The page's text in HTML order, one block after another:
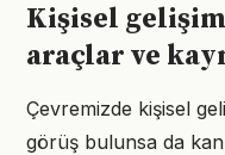
Kişisel
araçlar ve
Çevremizde kişisel
görüş bulunsa da